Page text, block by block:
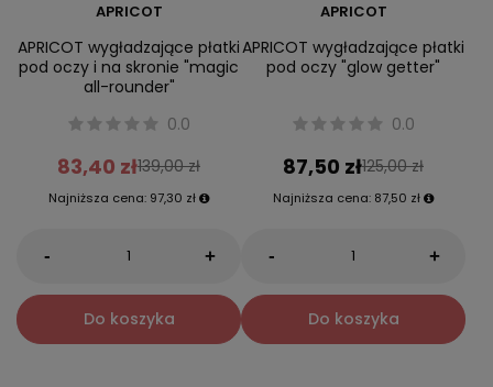
APRICOT
APRICOT wygładzające płatki
pod oczy i na skronie "magic
all-rounder"
0.0
83,40 zł139,00 zł
Najniższa cena: 97,30 zł
- +
Do koszyka
APRICOT
APRICOT wygładzające płatki
pod oczy "glow getter"
0.0
87,50 zł125,00 zł
Najniższa cena: 87,50 zł
- +
Do koszyka